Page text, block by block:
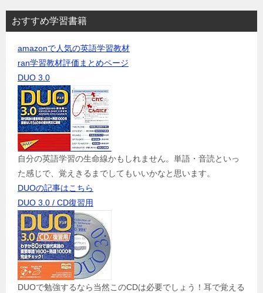
おすすめ学習書籍
amazonで人気の英語学習教材
ran学習教材評価まとめページ
DUO 3.0
自分の英語学習の生命線かもしれません。単語・音読といっ
た感じで、覚えきるまでしてもいいかなと思います。
DUOの記事はこちら
DUO 3.0 / CD復習用
DUOで勉強するなら当然このCDは必要でしょう！耳で覚える